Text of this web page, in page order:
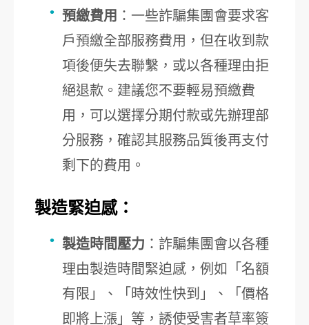
預繳費用 ：一些詐騙集團會要求客
戶預繳全部服務費用，但在收到款
項後便失去聯繫，或以各種理由拒
絕退款。建議您不要輕易預繳費
用，可以選擇分期付款或先辦理部
分服務，確認其服務品質後再支付
剩下的費用。
製造緊迫感：
製造時間壓力 ：詐騙集團會以各種
理由製造時間緊迫感，例如「名額
有限」、「時效性快到」、「價格
即將上漲」等，誘使受害者草率簽